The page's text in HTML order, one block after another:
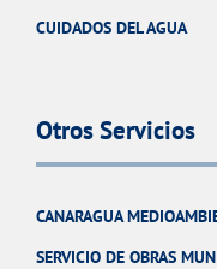
CUIDADOS DEL AGUA
Otros Servicios
CANARAGUA
SERVICIO DE OBRAS